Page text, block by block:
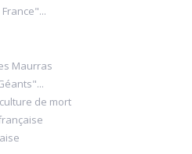
Maurras
de mort